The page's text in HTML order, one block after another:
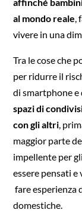
al mondo reale,
vivere in una
Tra le cose che
per ridurre il
di smartphone e
spazi di
con gli altri,
maggior parte
impellente per
essere pensati
fare esperienza
domestiche.